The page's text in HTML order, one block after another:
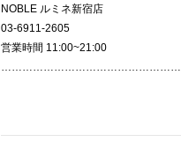
NOBLE ルミネ新宿店
03-6911-2605
営業時間 11:00~21:00